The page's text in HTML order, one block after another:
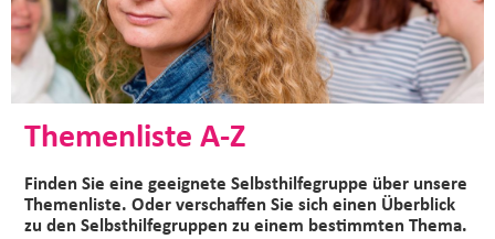
Themenliste A-Z
Finden Sie eine geeignete Selbsthilfegruppe über unsere
Themenliste. Oder verschaffen Sie sich einen Überblick
zu den Selbsthilfegruppen zu einem bestimmten Thema.